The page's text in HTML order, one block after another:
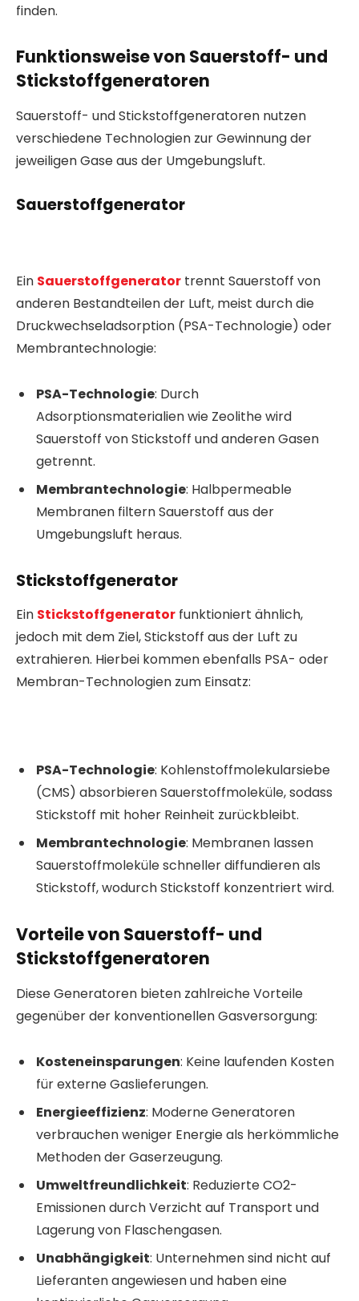
finden.
Funktionsweise von Sauerstoff- und
Stickstoffgeneratoren
Sauerstoff- und Stickstoffgeneratoren nutzen
verschiedene Technologien zur Gewinnung der
jeweiligen Gase aus der Umgebungsluft.
Sauerstoffgenerator
Ein Sauerstoffgenerator trennt Sauerstoff von
anderen Bestandteilen der Luft, meist durch die
Druckwechseladsorption (PSA-Technologie) oder
Membrantechnologie:
PSA-Technologie: Durch
Adsorptionsmaterialien wie Zeolithe wird
Sauerstoff von Stickstoff und anderen Gasen
getrennt.
Membrantechnologie: Halbpermeable
Membranen filtern Sauerstoff aus der
Umgebungsluft heraus.
Stickstoffgenerator
Ein Stickstoffgenerator funktioniert ähnlich,
jedoch mit dem Ziel, Stickstoff aus der Luft zu
extrahieren. Hierbei kommen ebenfalls PSA- oder
Membran-Technologien zum Einsatz:
PSA-Technologie: Kohlenstoffmolekularsiebe
(CMS) absorbieren Sauerstoffmoleküle, sodass
Stickstoff mit hoher Reinheit zurückbleibt.
Membrantechnologie: Membranen lassen
Sauerstoffmoleküle schneller diffundieren als
Stickstoff, wodurch Stickstoff konzentriert wird.
Vorteile von Sauerstoff- und
Stickstoffgeneratoren
Diese Generatoren bieten zahlreiche Vorteile
gegenüber der konventionellen Gasversorgung:
Kosteneinsparungen: Keine laufenden Kosten
für externe Gaslieferungen.
Energieeffizienz: Moderne Generatoren
verbrauchen weniger Energie als herkömmliche
Methoden der Gaserzeugung.
Umweltfreundlichkeit: Reduzierte CO2-
Emissionen durch Verzicht auf Transport und
Lagerung von Flaschengasen.
Unabhängigkeit: Unternehmen sind nicht auf
Lieferanten angewiesen und haben eine